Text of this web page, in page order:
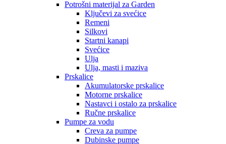
Potrošni materijal za Garden
Ključevi za svećice
Remeni
Silkovi
Startni kanapi
Svećice
Ulja
Ulja, masti i maziva
Prskalice
Akumulatorske prskalice
Motorne prskalice
Nastavci i ostalo za prskalice
Ručne prskalice
Pumpe za vodu
Creva za pumpe
Dubinske pumpe